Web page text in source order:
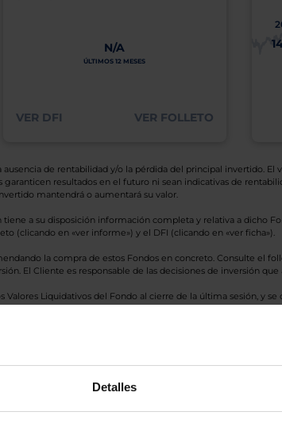
Detalles
N/A
ÚLTIMOS 12 MESES
VER DFI VER FOLLETO
de rentabilidad y/o la pérdida del principal invertido. El
resultados en el futuro ni sean indicativas de
mantendrá o aumentará su valor.
tiene a su disposición información completa y relativa a dicho
(clicando en «ver informe») y el DFI (clicando en «ver ficha»).
la compra de estos Fondos en concreto. Consulte el
El Cliente es responsable de las decisiones de inversión que
Liquidativos del Fondo al cierre de la última sesión, y
si el fondo es de reparto. Todas las rentabilidades mostradas
gratuito de su